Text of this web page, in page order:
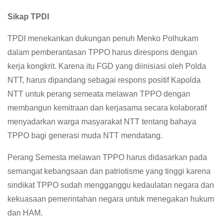
Sikap TPDI
TPDI menekankan dukungan penuh Menko Polhukam
dalam pemberantasan TPPO harus direspons dengan
kerja kongkrit. Karena itu FGD yang diinisiasi oleh Polda
NTT, harus dipandang sebagai respons positif Kapolda
NTT untuk perang semeata melawan TPPO dengan
membangun kemitraan dan kerjasama secara kolaboratif
menyadarkan warga masyarakat NTT tentang bahaya
TPPO bagi generasi muda NTT mendatang.
Perang Semesta melawan TPPO harus didasarkan pada
semangat kebangsaan dan patriotisme yang tinggi karena
sindikat TPPO sudah mengganggu kedaulatan negara dan
kekuasaan pemerintahan negara untuk menegakan hukum
dan HAM.